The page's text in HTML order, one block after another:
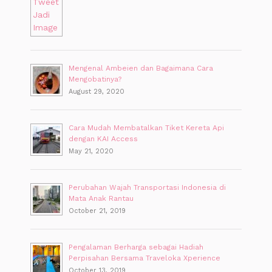
Mengenal Ambeien dan Bagaimana Cara
Mengobatinya?
August 29, 2020
Cara Mudah Membatalkan Tiket Kereta Api
dengan KAI Access
May 21, 2020
Perubahan Wajah Transportasi Indonesia di
Mata Anak Rantau
October 21, 2019
Pengalaman Berharga sebagai Hadiah
Perpisahan Bersama Traveloka Xperience
October 13, 2019